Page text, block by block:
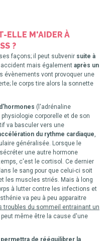
ELLE M'AIDER À
?
façons; il peut subvenir suite à
mais également après un
évènements vont provoquer une
le corps tire alors la sonnette
(l'adrénaline
corporelle et de son
va basculer vers une
du rythme cardiaque,
généralisée. Lorsque le
une autre hormone
c'est le cortisol. Ce dernier
le sang pour que celui-ci soit
les muscles striés. Mais à long
à lutter contre les infections et
va peu à peu apparaitre
troubles du sommeil entrainant un
même être la cause d'une
de rééquilibrer la